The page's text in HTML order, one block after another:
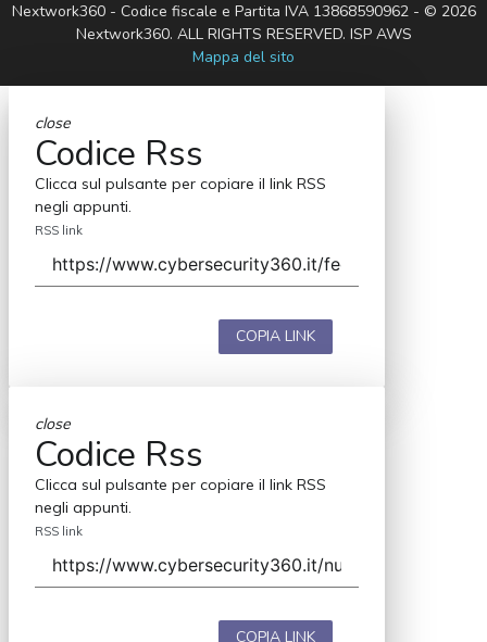
Nextwork360 - Codice fiscale e Partita IVA 13868590962 - © 2026
Nextwork360. ALL RIGHTS RESERVED. ISP AWS
Mappa del sito
close
Codice Rss
Clicca sul pulsante per copiare il link RSS
negli appunti.
RSS link
COPIA LINK
close
Codice Rss
Clicca sul pulsante per copiare il link RSS
negli appunti.
RSS link
COPIA LINK